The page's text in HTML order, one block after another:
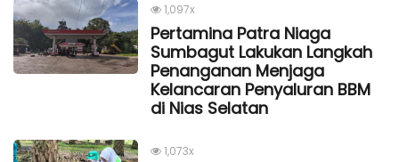
1,097x
Pertamina Patra Niaga
Sumbagut Lakukan Langkah
Penanganan Menjaga
Kelancaran Penyaluran BBM
di Nias Selatan
1,073x